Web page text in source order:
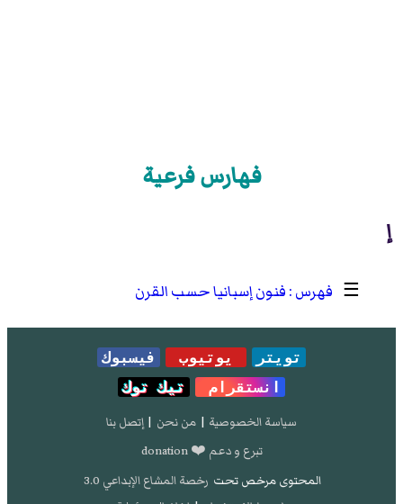
فهارس فرعية
إ
☰ فنون إسبانيا حسب القرن
تويتر يوتيوب
فيسبوك
انستقرام
تيك توك
سياسة الخصوصية | من نحن | إتصل بنا
تبرع و دعم ❤️ donation
المحتوى مرخص تحت رخصة المشاع الإبداعي 3.0